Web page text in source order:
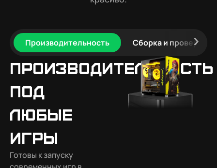
Производительность Сборка и проверка
Производительность
под
любые
игры
Готовы к запуску